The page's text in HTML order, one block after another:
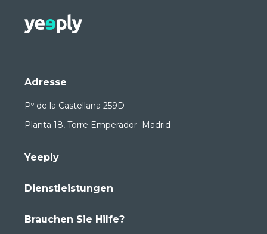
Adresse
Pº de la Castellana 259D
Planta 18, Torre Emperador Madrid
Yeeply
Dienstleistungen
Brauchen Sie Hilfe?